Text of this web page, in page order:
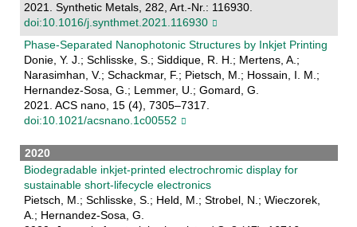
2021. Synthetic Metals, 282, Art.-Nr.: 116930.
doi:10.1016/j.synthmet.2021.116930
Phase-Separated Nanophotonic Structures by Inkjet Printing
Donie, Y. J.; Schlisske, S.; Siddique, R. H.; Mertens, A.;
Narasimhan, V.; Schackmar, F.; Pietsch, M.; Hossain, I. M.;
Hernandez-Sosa, G.; Lemmer, U.; Gomard, G.
2021. ACS nano, 15 (4), 7305–7317.
doi:10.1021/acsnano.1c00552
2020
Biodegradable inkjet-printed electrochromic display for
sustainable short-lifecycle electronics
Pietsch, M.; Schlisske, S.; Held, M.; Strobel, N.; Wieczorek,
A.; Hernandez-Sosa, G.